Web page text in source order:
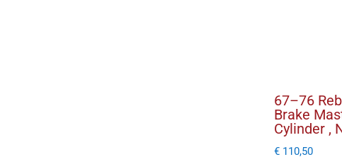
67–76
Brake
Cylinder ,
€ 110,50